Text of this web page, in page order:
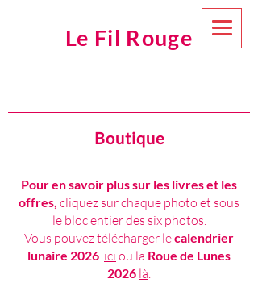
Le Fil Rouge
Boutique
Pour en savoir plus sur les livres et les
offres, cliquez sur chaque photo et sous
le bloc entier des six photos.
Vous pouvez télécharger lecalendrier
lunaire 2026 ici ou la Roue de Lunes
2026 là.